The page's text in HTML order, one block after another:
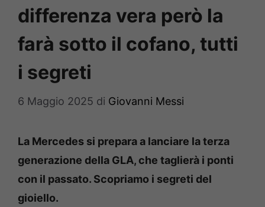
differenza vera però la
farà sotto il cofano, tutti
i segreti
6 Maggio 2025 di Giovanni Messi
La Mercedes si prepara a lanciare la terza
generazione della GLA, che taglierà i ponti
con il passato. Scopriamo i segreti del
gioiello.